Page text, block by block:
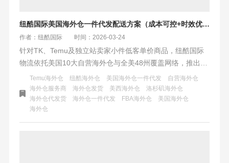
纽酷国际美国海外仓一件代发配送方案（成本可控+时效优先+偏远全覆盖）
作者：纽酷国际 时间：2026-03-24
针对TK、Temu及独立站卖家小件低客单价商品，纽酷国际
物流依托美国10大自营海外仓与全美48州覆盖网络，推出以
Swift/Gofo（1-10磅仅2-3美金起）为核心的均衡配送方案。
核心城市实现次日达、隔日达，搭配USPS无死角兜底偏远
地区，FedEx/UPS服务高客单订单。方案成本较行业低
15%-25%，时效稳定，偏远无附加费，助力卖家降本增效、
提升客户体验。
Temu海外仓 纽酷海外仓 美国海外仓一件代发
自营海外仓
海外仓服务商
海外仓发货 美西海外仓
洛杉矶海外仓
海外仓代发货
海外仓一件代发 FBA海外仓
美国海外仓
海外仓